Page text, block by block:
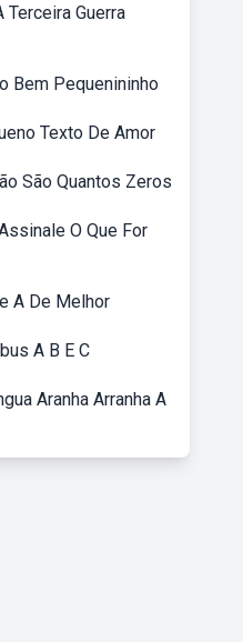
Terceira Guerra
Bem Pequenininho
Texto De Amor
São Quantos Zeros
O Que For
A De Melhor
A B E C
Aranha Arranha A